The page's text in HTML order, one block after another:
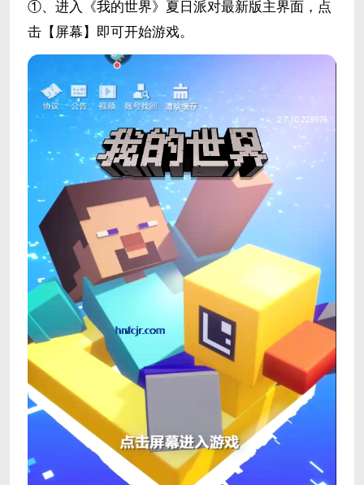
①、进入《我的世界》夏日派对最新版主界面，点
击【屏幕】即可开始游戏。